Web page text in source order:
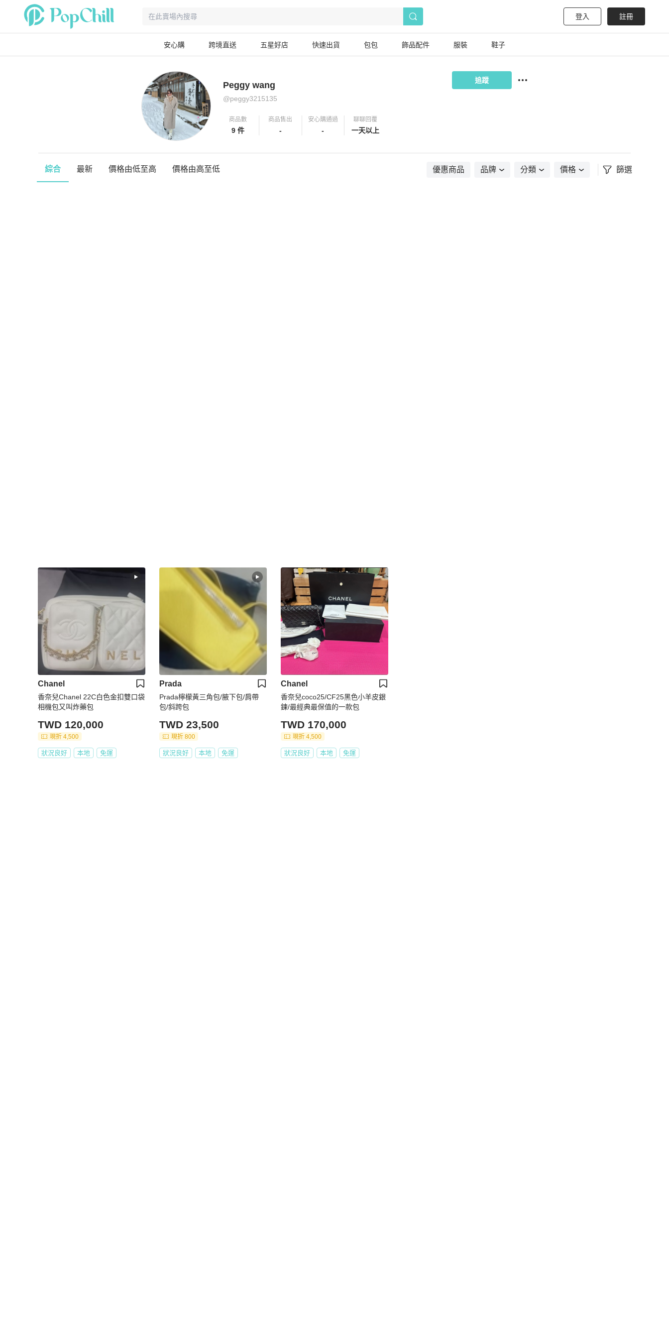
登入 註冊
安心購 跨境直送 五星好店 快速出貨 包包 飾品配件 服裝 鞋子
Peggy wang
@peggy3215135
商品數
9 件
商品售出
-
安心購通過
-
聊聊回覆
一天以上
追蹤
綜合 最新 價格由低至高 價格由高至低 優惠商品 品牌 分類 價格 篩選
Chanel
香奈兒Chanel 22C白色金扣雙口袋
相機包又叫炸藥包
TWD 120,000
現折 4,500
狀況良好 本地 免運
Prada
Prada檸檬黃三角包/腋下包/肩帶
包/斜跨包
TWD 23,500
現折 800
狀況良好 本地 免運
Chanel
香奈兒coco25/CF25黑色小羊皮銀
鍊/最經典最保值的一款包
TWD 170,000
現折 4,500
狀況良好 本地 免運